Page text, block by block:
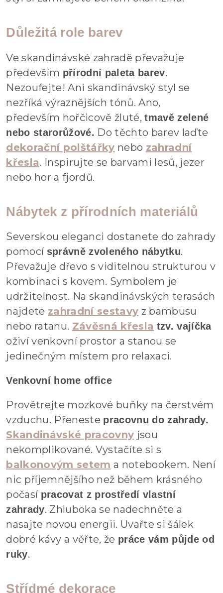
Důležitá role barev
Ve skandinávské zahradě převažuje
především přírodní paleta barev.
Nezoufejte! Ani skandinávský styl se
nezříká výraznějších tónů. Ano,
především hořčicově žluté,tmavě zelené
nebo starorůžové. Do těchto barev laďte
dekorační polštářky nebo zahradní
křesla. Inspirujte se barvami lesů, jezer
nebo hor a fjordů.
Nábytek z přírodních materiálů
Severskou eleganci dostanete do zahrady
pomocí správně zvoleného nábytku.
Převažuje dřevo s viditelnou strukturou v
kombinaci s kovem. Symbolem je
udržitelnost. Na skandinávských terasách
najdete zahradní sestavy z bambusu
nebo ratanu. Závěsná křesla tzv. vajíčka
oživí venkovní prostor a stanou se
jedinečným místem pro relaxaci.
Venkovní home office
Provětrejte mozkové buňky na čerstvém
vzduchu. Přeneste pracovnu do zahrady.
Skandinávské pracovny jsou
nekomplikované. Vystačíte si s
balkonovým setem a notebookem. Není
nic příjemnějšího než během krásného
počasí pracovat z prostředí vlastní
zahrady. Zhluboka se nadechněte a
nasajte novou energii. Uvařte si šálek
dobré kávy a věřte, že práce vám půjde od
ruky.
Střídmé dekorace